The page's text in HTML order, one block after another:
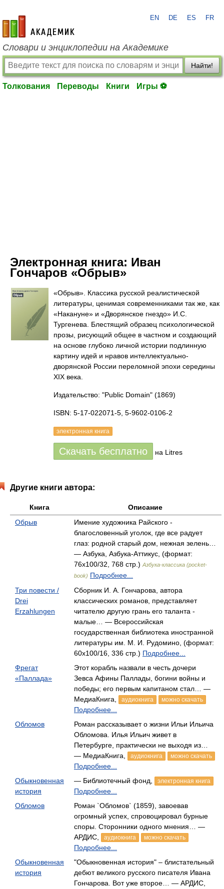
academic.ru
EN DE ES FR
Словари и энциклопедии на Академике
Найти!
Толкования Переводы Книги Игры ⚽
Электронная книга: Иван
Гончаров «Обрыв»
«Обрыв». Классика русской реалистической
литературы, ценимая современниками так же, как
«Накануне» и «Дворянское гнездо» И.С.
Тургенева. Блестящий образец психологической
прозы, рисующий общее в частном и создающий
на основе глубоко личной истории подлинную
картину идей и нравов интеллектуально-
дворянской России переломной эпохи середины
XIX века.
Издательство: "Public Domain" (1869)
ISBN: 5-17-022071-5, 5-9602-0106-2
электронная книга
Скачать бесплатно на Litres
Другие книги автора:
Книга
Описание
Обрыв
Имение художника Райского -
благословенный уголок, где все радует
глаз: родной старый дом, нежная зелень…
— Азбука, Азбука-Аттикус, (формат:
76x100/32, 768 стр.) Азбука-классика (pocket-
book) Подробнее...
Три повести /
Drei
Erzahlungen
Сборник И. А. Гончарова, автора
классических романов, представляет
читателю другую грань его таланта -
малые… — Всероссийская
государственная библиотека иностранной
литературы им. М. И. Рудомино, (формат:
60x100/16, 336 стр.) Подробнее...
Фрегат
«Паллада»
Этот корабль назвали в честь дочери
Зевса Афины Паллады, богини войны и
победы; его первым капитаном стал… —
МедиаКнига,
аудиокнига можно скачать
Подробнее...
Обломов
Роман рассказывает о жизни Ильи Ильича
Обломова. Илья Ильич живет в
Петербурге, практически не выходя из…
— МедиаКнига,
аудиокнига можно скачать
Подробнее...
Обыкновенная
история
— Библиотечный фонд, электронная книга
Подробнее...
Обломов
Роман `Обломов` (1859), завоевав
огромный успех, спровоцировал бурные
споры. Сторонники одного мнения… —
АРДИС,
аудиокнига можно скачать
Подробнее...
Обыкновенная
история
"Обыкновенная история" – блистательный
дебют великого русского писателя Ивана
Гончарова. Вот уже второе… — АРДИС,